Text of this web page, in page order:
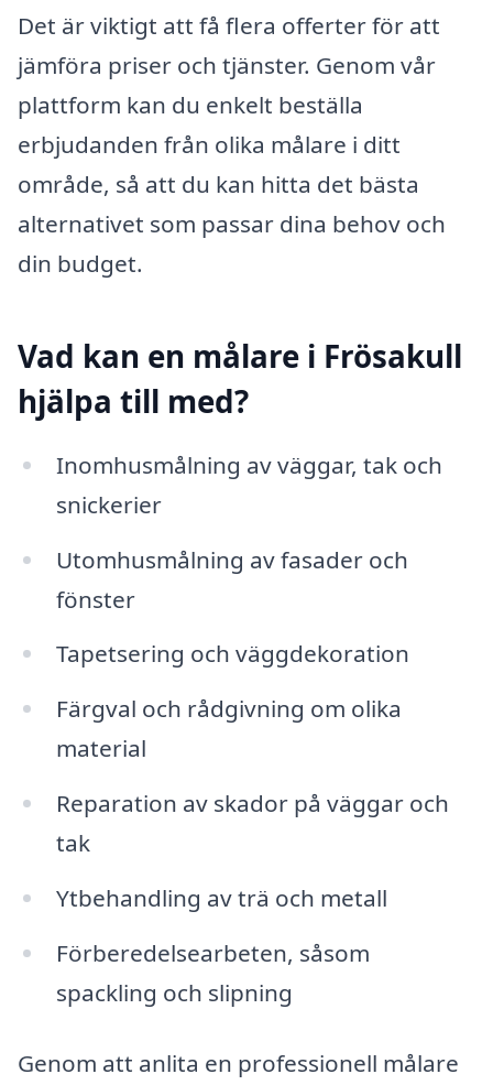
Det är viktigt att få flera offerter för att
jämföra priser och tjänster. Genom vår
plattform kan du enkelt beställa
erbjudanden från olika målare i ditt
område, så att du kan hitta det bästa
alternativet som passar dina behov och
din budget.
Vad kan en målare i Frösakull
hjälpa till med?
Inomhusmålning av väggar, tak och
snickerier
Utomhusmålning av fasader och
fönster
Tapetsering och väggdekoration
Färgval och rådgivning om olika
material
Reparation av skador på väggar och
tak
Ytbehandling av trä och metall
Förberedelsearbeten, såsom
spackling och slipning
Genom att anlita en professionell målare